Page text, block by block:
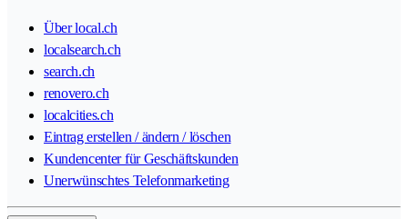
Über local.ch
localsearch.ch
search.ch
renovero.ch
localcities.ch
Eintrag erstellen / ändern / löschen
Kundencenter für Geschäftskunden
Unerwünschtes Telefonmarketing